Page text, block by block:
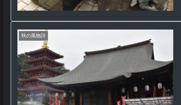
秋の風物詩